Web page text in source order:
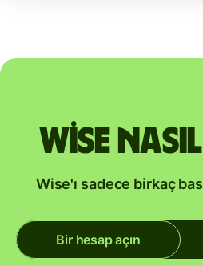
Wise
Wise'ı sadece birkaç
Bir hesap açın